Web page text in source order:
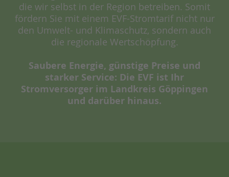
die wir selbst in der Region betreiben. Somit
fördern Sie mit einem EVF-Stromtarif nicht nur
den Umwelt- und Klimaschutz, sondern auch
die regionale Wertschöpfung.
Saubere Energie, günstige Preise und
starker Service: Die EVF ist Ihr
Stromversorger im Landkreis Göppingen
und darüber hinaus.